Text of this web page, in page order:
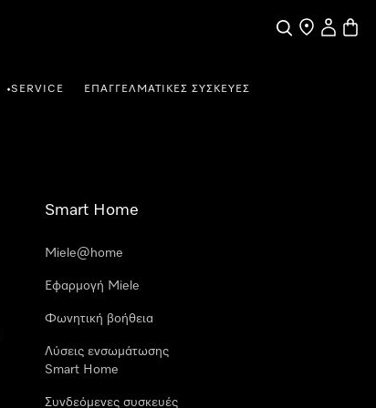
Αναζήτηση
Εύρεση
Ο
•SERVICE ΕΠΑΓΓΕΛΜΑΤΙΚΈΣ ΣΥΣΚΕΥΈΣ
Smart Home
Miele@home
Εφαρμογή Miele
Φωνητική βοήθεια
Λύσεις ενσωμάτωσης
Smart Home
Συνδεόμενες συσκευές